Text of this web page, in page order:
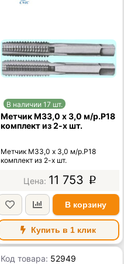
В наличии 17 шт.
Метчик М33,0 х 3,0 м/р.Р18
комплект из 2-х шт.
Метчик М33,0 х 3,0 м/р.Р18
комплект из 2-х шт.
11 753 p
В корзину
Купить в 1 клик
Код товара: 52949